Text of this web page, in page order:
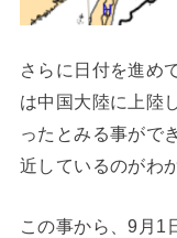
さらに日付を進め
は中国大陸に上陸
ったとみる事がで
近しているのがわ
この事から、9月1